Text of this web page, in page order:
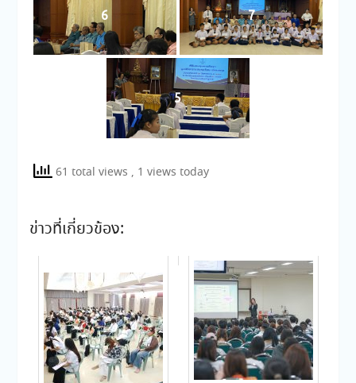
6 7
5
61 total views , 1 views today
ข่าวที่เกี่ยวข้อง: